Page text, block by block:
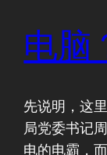
电脑
先说明，这
局党委书记
电的电霸，